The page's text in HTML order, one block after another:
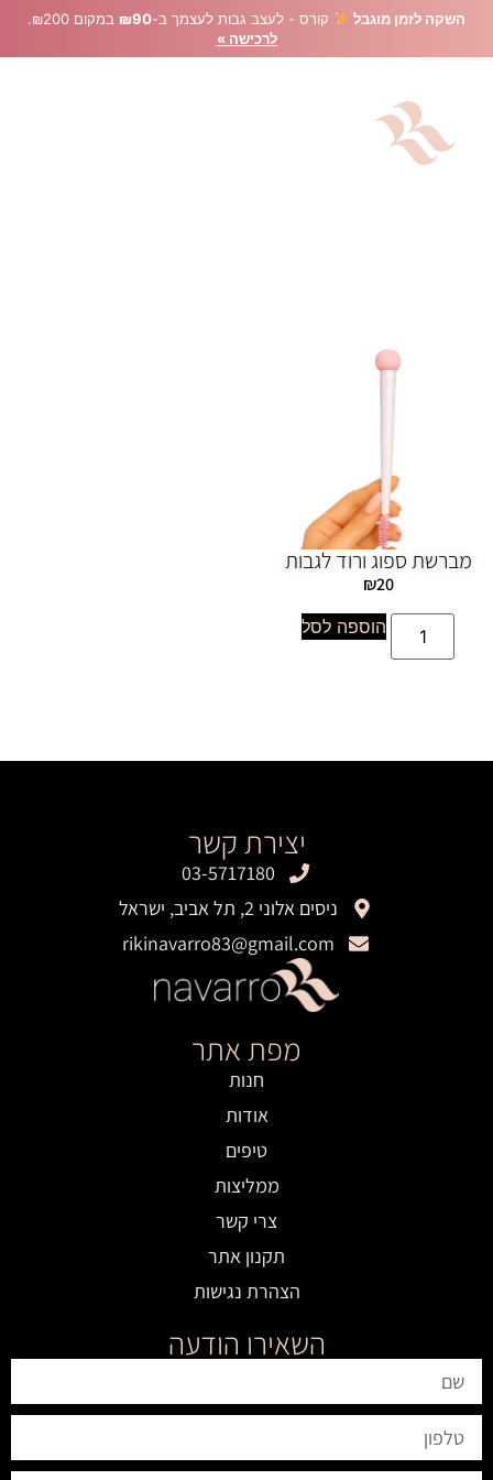
השקה לזמן מוגבל קורס - לעצב גבות לעצמך ב-₪90 במקום ₪200.
לרכישה »
מברשת ספוג ורוד לגבות
₪20
הוספה לסל
יצירת קשר
03-5717180
ניסים אלוני 2, תל אביב, ישראל
rikinavarro83@gmail.com
מפת אתר
חנות
אודות
טיפים
ממליצות
צרי קשר
תקנון אתר
הצהרת נגישות
השאירו הודעה